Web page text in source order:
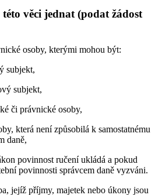
věci jednat (podat žádost
osoby, kterými mohou být:
subjekt,
subjekt,
či právnické osoby,
která není způsobilá k samostatnému
daně,
povinnost ručení ukládá a pokud
povinnosti správcem daně vyzváni.
jejíž příjmy, majetek nebo úkony jsou